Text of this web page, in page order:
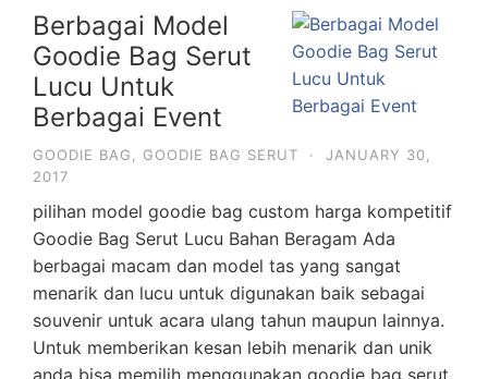
Berbagai Model
Goodie Bag Serut
Lucu Untuk
Berbagai Event
GOODIE BAG GOODIE BAG SERUT ·
JANUARY 30,
2017
pilihan model goodie bag custom harga kompetitif
Goodie Bag Serut Lucu Bahan Beragam Ada
berbagai macam dan model tas yang sangat
menarik dan lucu untuk digunakan baik sebagai
souvenir untuk acara ulang tahun maupun lainnya.
Untuk memberikan kesan lebih menarik dan unik
anda bisa memilih menggunakan goodie bag serut